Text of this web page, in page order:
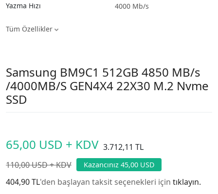
Yazma Hızı
4000 Mb/s
Tüm Özellikler
Samsung BM9C1 512GB 4850 MB/s
/4000MB/S GEN4X4 22X30 M.2 Nvme
SSD
3.712,11 TL
65,00 USD + KDV
110,00 USD + KDV Kazancınız 45,00 USD
404,90 TL'den başlayan taksit seçenekleri için tıklayın.